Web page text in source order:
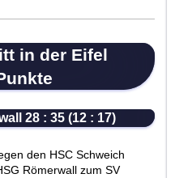
in der Eifel
28 : 35 (12 : 17)
den HSC Schweich
Römerwall zum SV